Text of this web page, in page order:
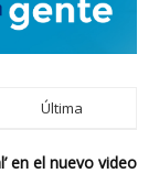
Última
en el nuevo video